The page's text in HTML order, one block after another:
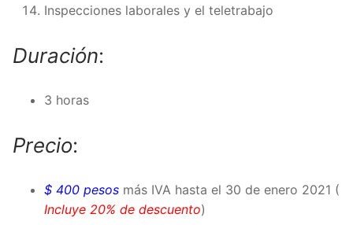
Inspecciones laborales y el teletrabajo
Duración:
3 horas
Precio:
$ 400 pesos más IVA hasta el 30 de enero 2021 (
Incluye 20% de descuento)